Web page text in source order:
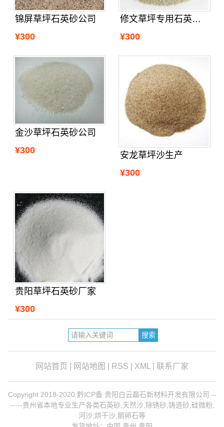
锦屏草坪石英砂公司
¥300
修文草坪专用石英砂供应
¥300
金沙草坪石英砂公司
¥300
安龙草坪沙生产
¥300
贵阳草坪石英砂厂家
¥300
网站首页 网站地图 RSS XML 联系厂家
Copyright 2018-2020 黔ICP备 贵阳白云磊石新材料开发有限公司 --
-----贵州省本地专业生产各类石英砂,天然沙,除锈砂,铸造砂,硅微粉,
河沙,烘干沙,鹅卵石等